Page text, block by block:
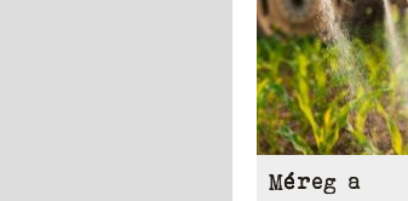
Méreg a